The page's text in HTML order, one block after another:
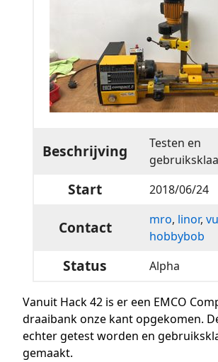
Beschrijving
Testen en
Start 2018/06/24
Contact mro, linor,
hobbybob
Status Alpha
Vanuit Hack 42 is er een EMCO
draaibank onze kant opgekomen.
echter getest worden en
gemaakt.